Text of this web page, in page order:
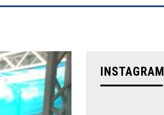
INSTAGRAM